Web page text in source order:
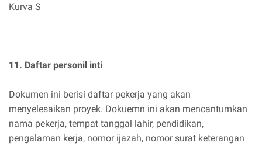
Kurva S
11. Daftar personil inti
Dokumen ini berisi daftar pekerja yang akan
menyelesaikan proyek. Dokuemn ini akan mencantumkan
nama pekerja, tempat tanggal lahir, pendidikan,
pengalaman kerja, nomor ijazah, nomor surat keterangan